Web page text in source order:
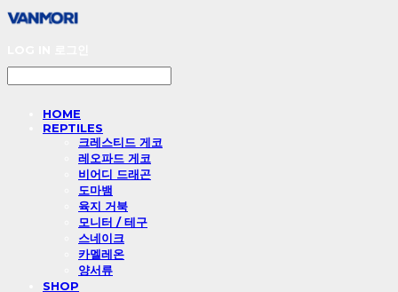
HOME
REPTILES
크레스티드 게코
레오파드 게코
비어디 드래곤
도마뱀
육지 거북
모니터 / 테구
스네이크
카멜레온
양서류
SHOP